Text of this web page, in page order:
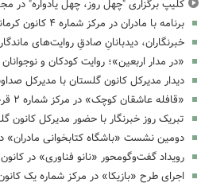
کلیپ برگزاری "چهل روز، چهل یادواره" در مجتمع شماره ۱
برنامه با مادران در مرکز شماره ۴ کانون کرمانشاه اجرا شد
خبرنگاران، دیدبانانِ صادقِ روایت‌های
«در مدار اربعین»؛ روایت کودکان و نوجوانان
دیدار مدیرکل کانون گلستان با مدیرکل
«قافله عاشقان کوچک» در مرکز شماره ۲ قرچک
تبریک روز خبرنگار با حضور مدیرکل کانون
دومین نشست «باشگاه کتابخوانی مادران» در
رویداد گفت‌وگومحور «نانو فناوری» در
اجرای طرح «بازیکا» در مرکز شماره یک